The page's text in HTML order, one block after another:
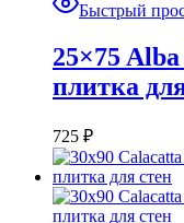
Быстрый
25×75
плитка
725 ₽